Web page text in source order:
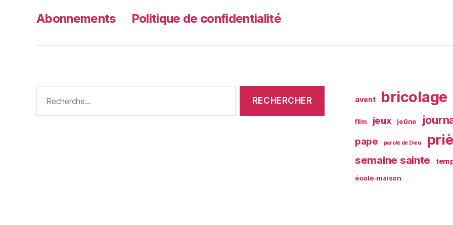
Abonnements Politique de confidentialité
avent bricolage
film jeux jeûne
pape parole de Dieu
semaine sainte
école-maison